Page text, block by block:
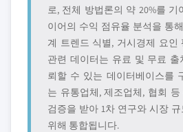
로, 전체 방법론의 약 20%를 기
이어의 수익 점유율 분석을 통
계 트렌드 식별, 거시경제 요인
관련 데이터는 유료 및 무료 출
뢰할 수 있는 데이터베이스를
는 유통업체, 제조업체, 협회
검증을 받아 1차 연구와 시장
위해 통합됩니다.